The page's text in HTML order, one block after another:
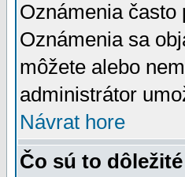
Oznámenia
Oznámenia sa
môžete alebo
administrátor
Návrat hore
Čo sú to